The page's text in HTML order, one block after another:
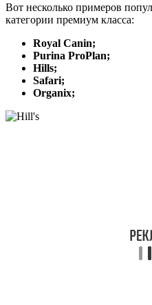
Вот несколько примеров
категории премиум класса:
Royal Canin;
Purina ProPlan;
Hills;
Safari;
Organix;